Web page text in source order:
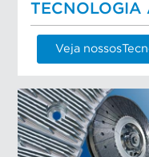
TECNOLOGIA
Veja